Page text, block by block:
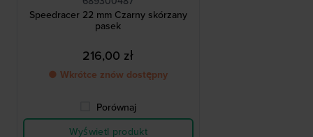
Speedracer 22 mm Czarny skórzany
pasek
216,00 zł
● Wkrótce znów dostępny
Porównaj
Wyświetl produkt